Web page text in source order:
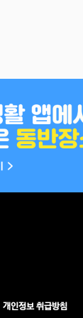
개인정보 취급방침